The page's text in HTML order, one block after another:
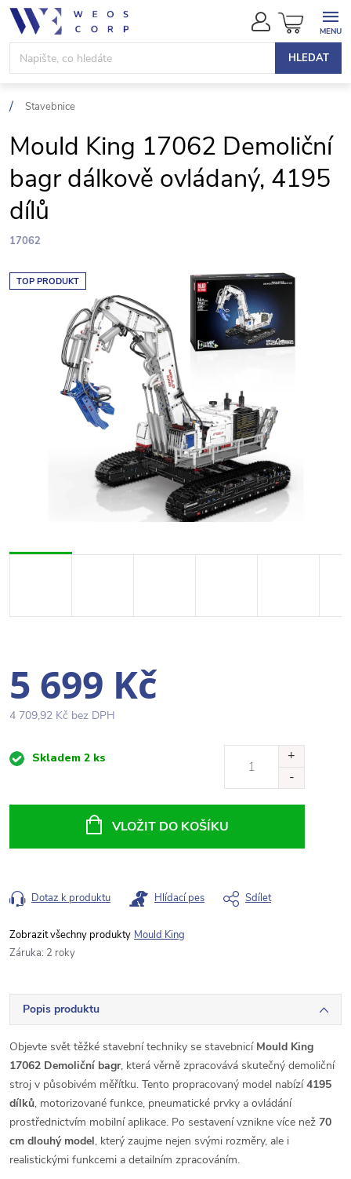
Přejít
obsah
HLEDAT
NÁKUPNÍ
KOŠÍK
Stavebnice
Mould King 17062 Demoliční
bagr dálkově ovládaný, 4195
dílů
17062
TOP PRODUKT
5 699 Kč
4 709,92 Kč bez DPH
MěrnáSkladem 2 ks
VLOŽIT DO KOŠÍKU
Dotaz k produktu Hlídací pes Sdílet
Mould King
Záruka: 2 roky
Popis produktu
Objevte svět těžké stavební techniky se stavebnicí Mould King
17062 Demoliční bagr, která věrně zpracovává skutečný demoliční
stroj v působivém měřítku. Tento propracovaný model nabízí4195
dílků, motorizované funkce, pneumatické prvky a ovládání
prostřednictvím mobilní aplikace. Po sestavení vznikne více než 70
cm dlouhý model, který zaujme nejen svými rozměry, ale i
realistickými funkcemi a detailním zpracováním.